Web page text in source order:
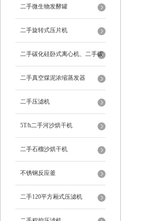
二手微生物发酵罐
二手旋转式压片机
二手碳化硅卧式离心机、二手碳
化硅分级机、二手碳化硅水洗离
心机
二手真空煤泥浓缩蒸发器
二手压滤机
5T/h二手河沙烘干机
二手石榴沙烘干机
不锈钢反应釜
二手120平方厢式压滤机